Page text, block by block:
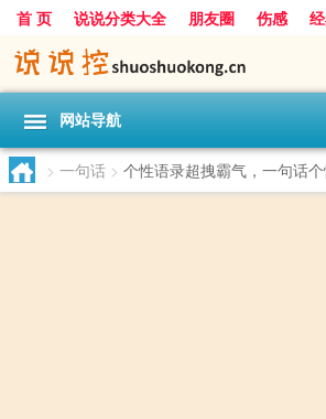
首 页 说说分类大全 朋友圈 伤感
励志
爱情 搞笑
网站导航
> 一句话 > 个性语录超拽霸气，一句话